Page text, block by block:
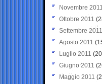
Novembre 2011
Ottobre 2011
Settembre 2011
Agosto 2011
Luglio 2011
Giugno 2011
Maggio 2011